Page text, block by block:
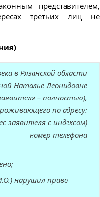
представителем,
третьих лиц не
в Рязанской области
Наталье Леонидовне
– полностью),
по адресу:
заявителя с индексом)
номер телефона
нарушил право